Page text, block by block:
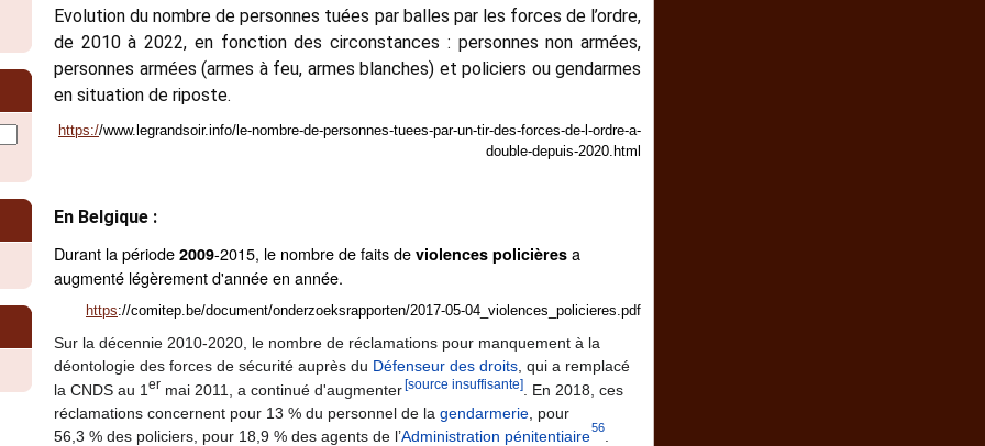
Evolution du nombre de personnes tuées par balles par les forces de l’ordre,
de 2010 à 2022, en fonction des circonstances : personnes non armées,
personnes armées (armes à feu, armes blanches) et policiers ou gendarmes
en situation de riposte.
https://www.legrandsoir.info/le-nombre-de-personnes-tuees-par-un-tir-des-forces-de-l-ordre-a-
double-depuis-2020.html
En Belgique :
Durant la période 2009-2015, le nombre de faits de violences policières a
augmenté légèrement d'année en année.
https://comitep.be/document/onderzoeksrapporten/2017-05-04_violences_policieres.pdf
Sur la décennie 2010-2020, le nombre de réclamations pour manquement à la
déontologie des forces de sécurité auprès du Défenseur des droits , qui a remplacé
la CNDS au 1 er mai 2011 , a continué d'augmenter[source insuffisante]
. En 2018, ces
réclamations concernent pour 13 % du personnel de la gendarmerie , pour
56,3 % des policiers, pour 18,9 % des agents de l’Administration pénitentiaire56